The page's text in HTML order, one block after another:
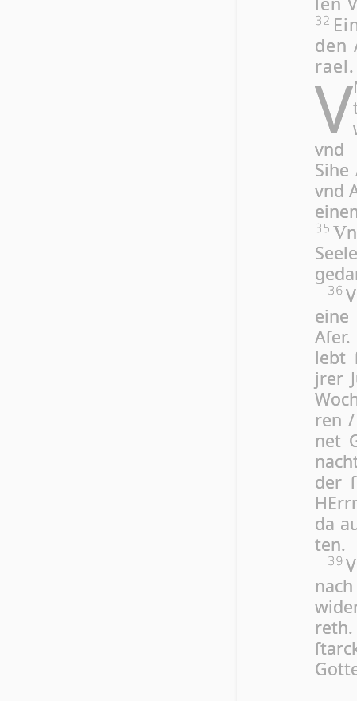
32
den
ra­el.
V
vnd
vnd
35 V
36
ei­ne
lebt
jrer
ren
net
der
da
ten.
39